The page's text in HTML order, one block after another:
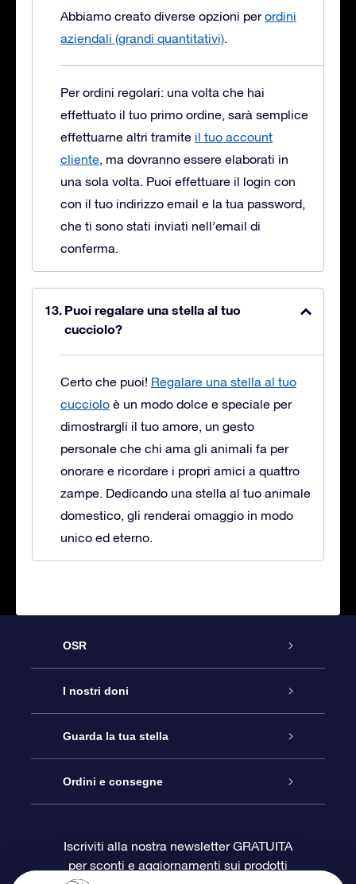
Abbiamo creato diverse opzioni perordini
aziendali (grandi quantitativi).
Per ordini regolari: una volta che hai
effettuato il tuo primo ordine, sarà semplice
effettuarne altri tramite il tuo account
cliente, ma dovranno essere elaborati in
una sola volta. Puoi effettuare il login con
con il tuo indirizzo email e la tua password,
che ti sono stati inviati nell’email di
conferma.
Puoi regalare una stella al tuo
cucciolo?
Certo che puoi! Regalare una stella al tuo
cucciolo è un modo dolce e speciale per
dimostrargli il tuo amore, un gesto
personale che chi ama gli animali fa per
onorare e ricordare i propri amici a quattro
zampe. Dedicando una stella al tuo animale
domestico, gli renderai omaggio in modo
unico ed eterno.
OSR
Assistenza
Contattaci
Blog
OSR Recensioni
I nostri doni
Online Star Gift
Pacchetto regalo OSR
Gift Card OSR
Guarda la tua stella
Registro stellare
Star Page personalizzata
Ordini e consegne
Informazioni di Pagamento
Iscriviti alla nostra newsletter GRATUITA
per sconti e aggiornamenti sui prodotti